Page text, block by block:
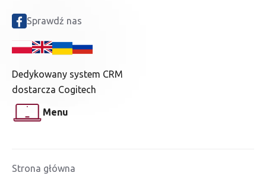
Sprawdź nas
Dedykowany system CRM
dostarcza Cogitech
Menu
Strona główna